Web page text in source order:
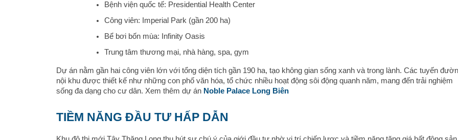
Bệnh viện quốc tế: Presidential Health Center
Công viên: Imperial Park (gần 200 ha)
Bể bơi bốn mùa: Infinity Oasis
Trung tâm thương mại, nhà hàng, spa, gym
Dự án nằm gần hai công viên lớn với tổng diện tích gần 190 ha, tạo không gian sống xanh và trong lành. Các tuyến
nội khu được thiết kế như những con phố văn hóa, tổ chức nhiều hoạt động sôi động quanh năm, mang đến trải nghiệm
sống đa dạng cho cư dân. Xem thêm dự án Noble Palace Long Biên
TIỀM NĂNG ĐẦU TƯ HẤP DẪN